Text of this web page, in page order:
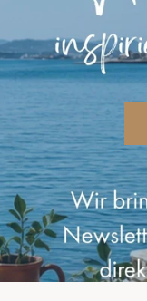
Lindau
Münster
Oldenburg
Potsdam
Rostock